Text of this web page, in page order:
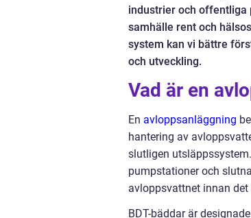
industrier och offentliga
samhälle rent och
system kan vi bättre
och utveckling.
Vad är en
En avloppsanläggning
hantering av
slutligen
pumpstationer och
avloppsvattnet innan
BDT-bäddar är